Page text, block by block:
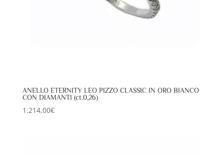
ANELLO ETERNITY LEO PIZZO CLASSIC IN ORO BIANCO
CON DIAMANTI (ct.0,26)
1.214,00€